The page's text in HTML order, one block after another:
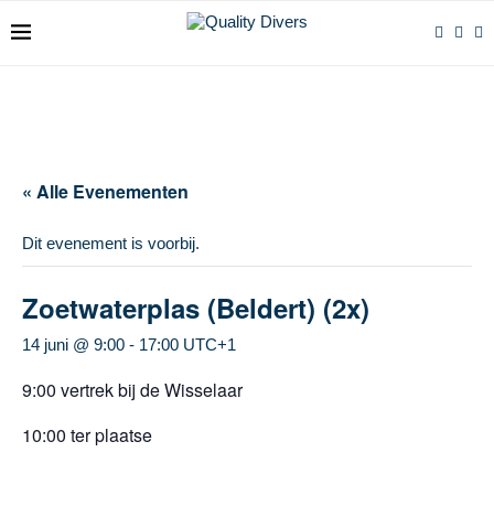
« Alle Evenementen
Dit evenement is voorbij.
Zoetwaterplas (Beldert) (2x)
14 juni @ 9:00 - 17:00 UTC+1
9:00 vertrek bij de Wisselaar
10:00 ter plaatse